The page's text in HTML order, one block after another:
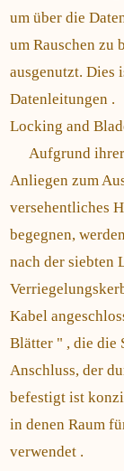
um über die
um Rauschen zu
ausgenutzt. Dies
Datenleitungen .
Locking and
Aufgrund
Anliegen zum
versehentliches
begegnen,
nach der siebten
Kabel
Blätter " , die die
Anschluss, der
befestigt ist
in denen Raum
verwendet .